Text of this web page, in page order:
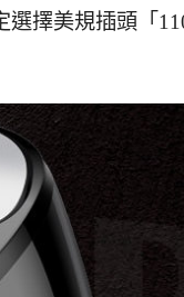
選擇美規插頭「